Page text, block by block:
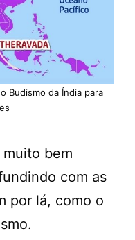
Budismo da Índia para
bem
com as
por lá, como o